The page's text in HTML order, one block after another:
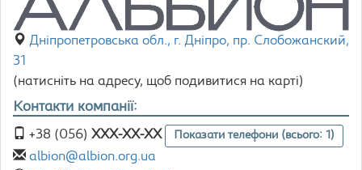
Дніпропетровська обл., г. Дніпро, пр. Слобожанский,
31
(натисніть на адресу, щоб подивитися на карті)
Контакти компанії:
+38 (056) XXX-XX-XX Показати телефони (всього: 1)
albion@albion.org.ua